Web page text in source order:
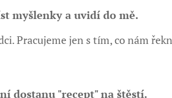
myšlenky a uvidí do mě.
Pracujeme jen s tím, co nám
dostanu "recept" na štěstí.